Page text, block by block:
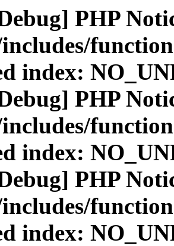
PHP
index:
PHP
index:
PHP
index: